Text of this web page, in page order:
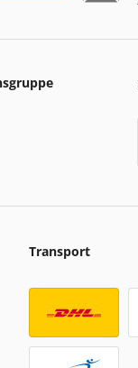
Transport